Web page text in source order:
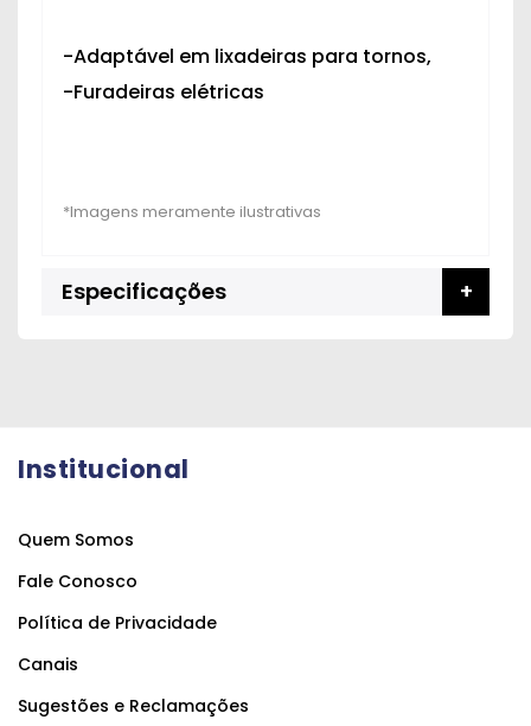
-Adaptável em lixadeiras para tornos,
-Furadeiras elétricas
Especificações
Institucional
Quem Somos
Fale Conosco
Política de Privacidade
Canais
Sugestões e Reclamações